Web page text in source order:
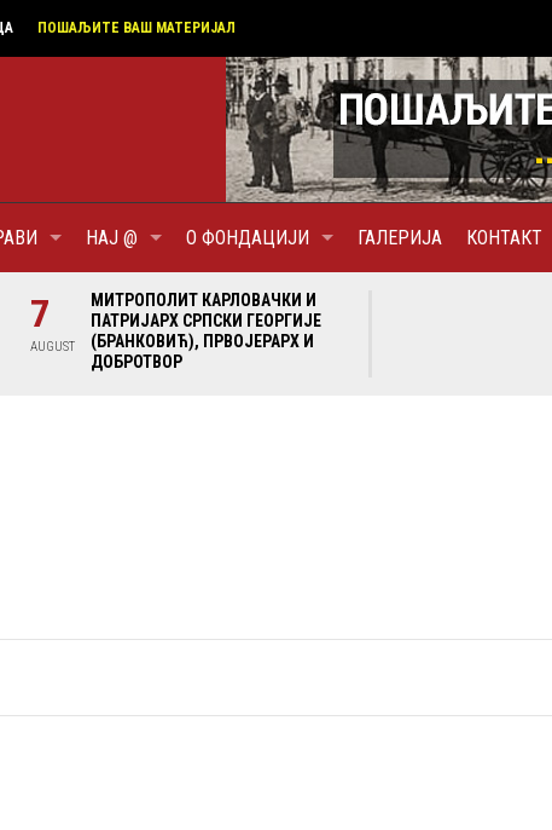
ПОШАЉИТЕ ВАШ МАТЕРИЈАЛ
НАЈ @ О ФОНДАЦИЈИ ГАЛЕРИЈА КОНТАКТ
7
AUGUST
МИТРОПОЛИТ КАРЛОВАЧКИ И
ПАТРИЈАРХ СРПСКИ ГЕОРГИЈЕ
(БРАНКОВИЋ), ПРВОЈЕРАРХ И
ДОБРОТВОР